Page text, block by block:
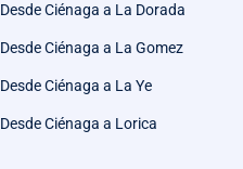
Desde Ciénaga a La Dorada
Desde Ciénaga a La Gomez
Desde Ciénaga a La Ye
Desde Ciénaga a Lorica